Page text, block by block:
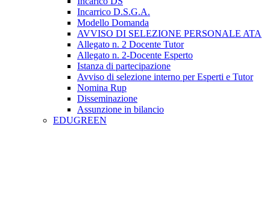
Incarrico D.S.G.A.
Modello Domanda
AVVISO DI SELEZIONE PERSONALE ATA
Allegato n. 2 Docente Tutor
Allegato n. 2-Docente Esperto
Istanza di partecipazione
Avviso di selezione interno per Esperti e Tutor
Nomina Rup
Disseminazione
Assunzione in bilancio
EDUGREEN